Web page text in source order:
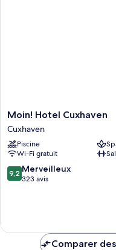
Moin!
Hotel
Cuxhaven
Cuxhaven
Moin! Hotel Cuxhaven
Cuxhaven
Piscine
Wi-Fi gratuit
9.2
sur
9,2 Merveilleux
323 avis
Comparer